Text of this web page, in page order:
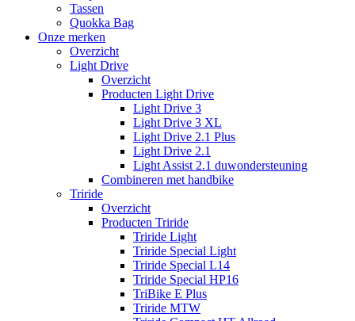
Tassen
Quokka Bag
Onze merken
Overzicht
Light Drive
Overzicht
Producten Light Drive
Light Drive 3
Light Drive 3 XL
Light Drive 2.1 Plus
Light Drive 2.1
Light Assist 2.1 duwondersteuning
Combineren met handbike
Triride
Overzicht
Producten Triride
Triride Light
Triride Special Light
Triride Special L14
Triride Special HP16
TriBike E Plus
Triride MTW